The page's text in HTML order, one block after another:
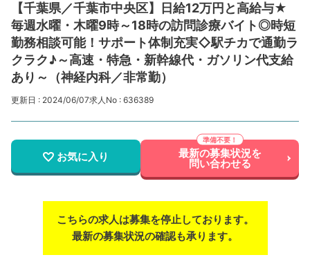
【千葉県／千葉市中央区】日給12万円と高給与★
毎週水曜・木曜9時～18時の訪問診療バイト◎時短
勤務相談可能！サポート体制充実◇駅チカで通勤ラ
クラク♪～高速・特急・新幹線代・ガソリン代支給
あり～（神経内科／非常勤）
更新日 : 2024/06/07求人No : 636389
お気に入り 最新の募集状況を
問い合わせる
こちらの求人は募集を停止しております。
最新の募集状況の確認も承ります。